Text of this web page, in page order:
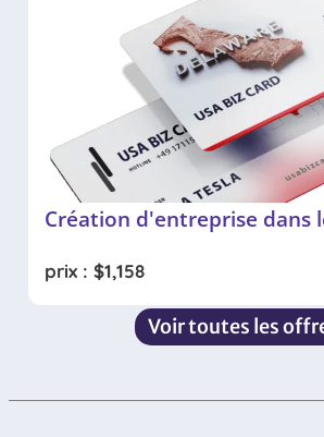
Création d'entreprise dans
prix : $1,158
Voir toutes les